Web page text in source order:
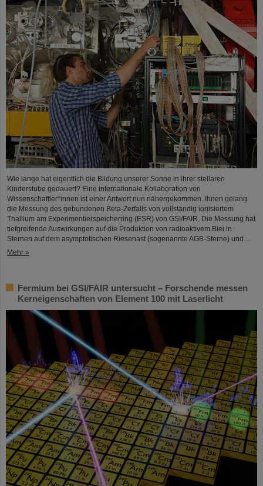
Wie lange hat eigentlich die Bildung unserer Sonne in ihrer stellaren
Kinderstube gedauert? Eine internationale Kollaboration von
Wissenschaftler*innen ist einer Antwort nun nähergekommen. Ihnen gelang
die Messung des gebundenen Beta-Zerfalls von vollständig ionisiertem
Thallium am Experimentierspeicherring (ESR) von GSI/FAIR. Die Messung hat
tiefgreifende Auswirkungen auf die Produktion von radioaktivem Blei in
Sternen auf dem asymptotischen Riesenast (sogenannte AGB-Sterne) und ...
Mehr »
Fermium bei GSI/FAIR untersucht – Forschende messen
Kerneigenschaften von Element 100 mit Laserlicht